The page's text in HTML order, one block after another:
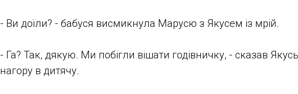
- Ви доїли? - бабуся висмикнула Марусю з Якусем із мрій.
- Га? Так, дякую. Ми побігли вішати годівничку, - сказав
нагору в дитячу.